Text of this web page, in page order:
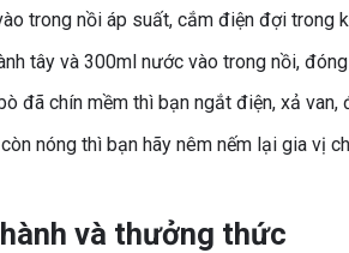
trong nồi áp suất, cắm điện đợi trong
tây và 300ml nước vào trong nồi,
đã chín mềm thì bạn ngắt điện, xả van,
nóng thì bạn hãy nêm nếm lại gia vị
và thưởng thức